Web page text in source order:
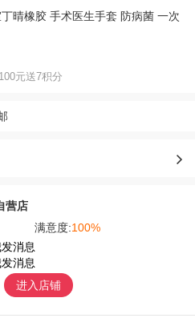
晴橡胶 手术医生手套 防病菌 一次
100元送7积分
营店
满意度:100%
进入店铺